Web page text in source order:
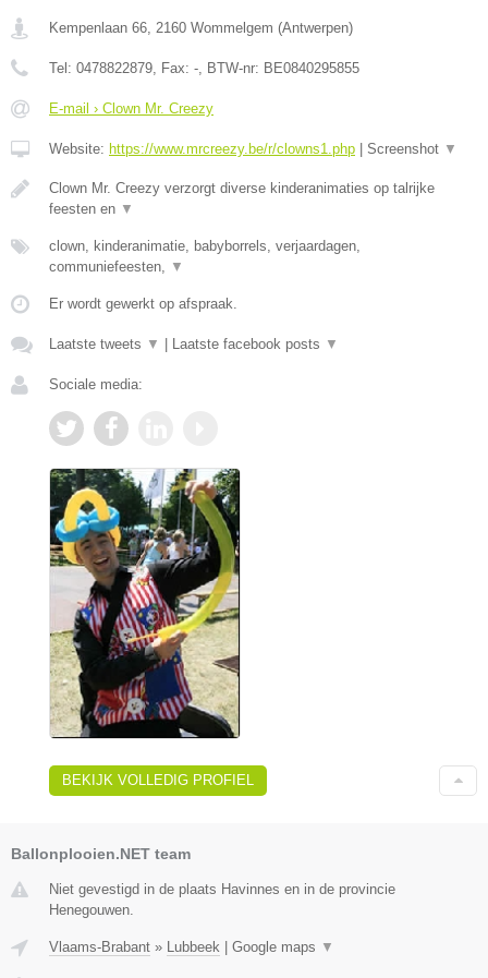
Kempenlaan 66, 2160 Wommelgem (Antwerpen)
Tel: 0478822879, Fax: -, BTW-nr: BE0840295855
E-mail › Clown Mr. Creezy
Website: https://www.mrcreezy.be/r/clowns1.php Screenshot ▼
Clown Mr. Creezy verzorgt diverse kinderanimaties op talrijke
feesten en ▼
clown, kinderanimatie, babyborrels, verjaardagen,
communiefeesten, ▼
Er wordt gewerkt op afspraak.
Laatste tweets ▼ Laatste facebook posts ▼
Sociale media:
BEKIJK VOLLEDIG PROFIEL
Ballonplooien.NET team
Niet gevestigd in de plaats Havinnes en in de provincie
Henegouwen.
Vlaams-Brabant » Lubbeek Google maps ▼